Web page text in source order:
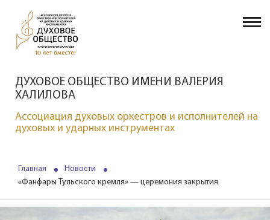
ДУХОВОЕ ОБЩЕСТВО ИМЕНИ ВАЛЕРИЯ
ХАЛИЛОВА
Ассоциация духовых оркестров и исполнителей на
духовых и ударных инструментах
Главная
Новости
«Фанфары Тульского кремля» — церемония закрытия